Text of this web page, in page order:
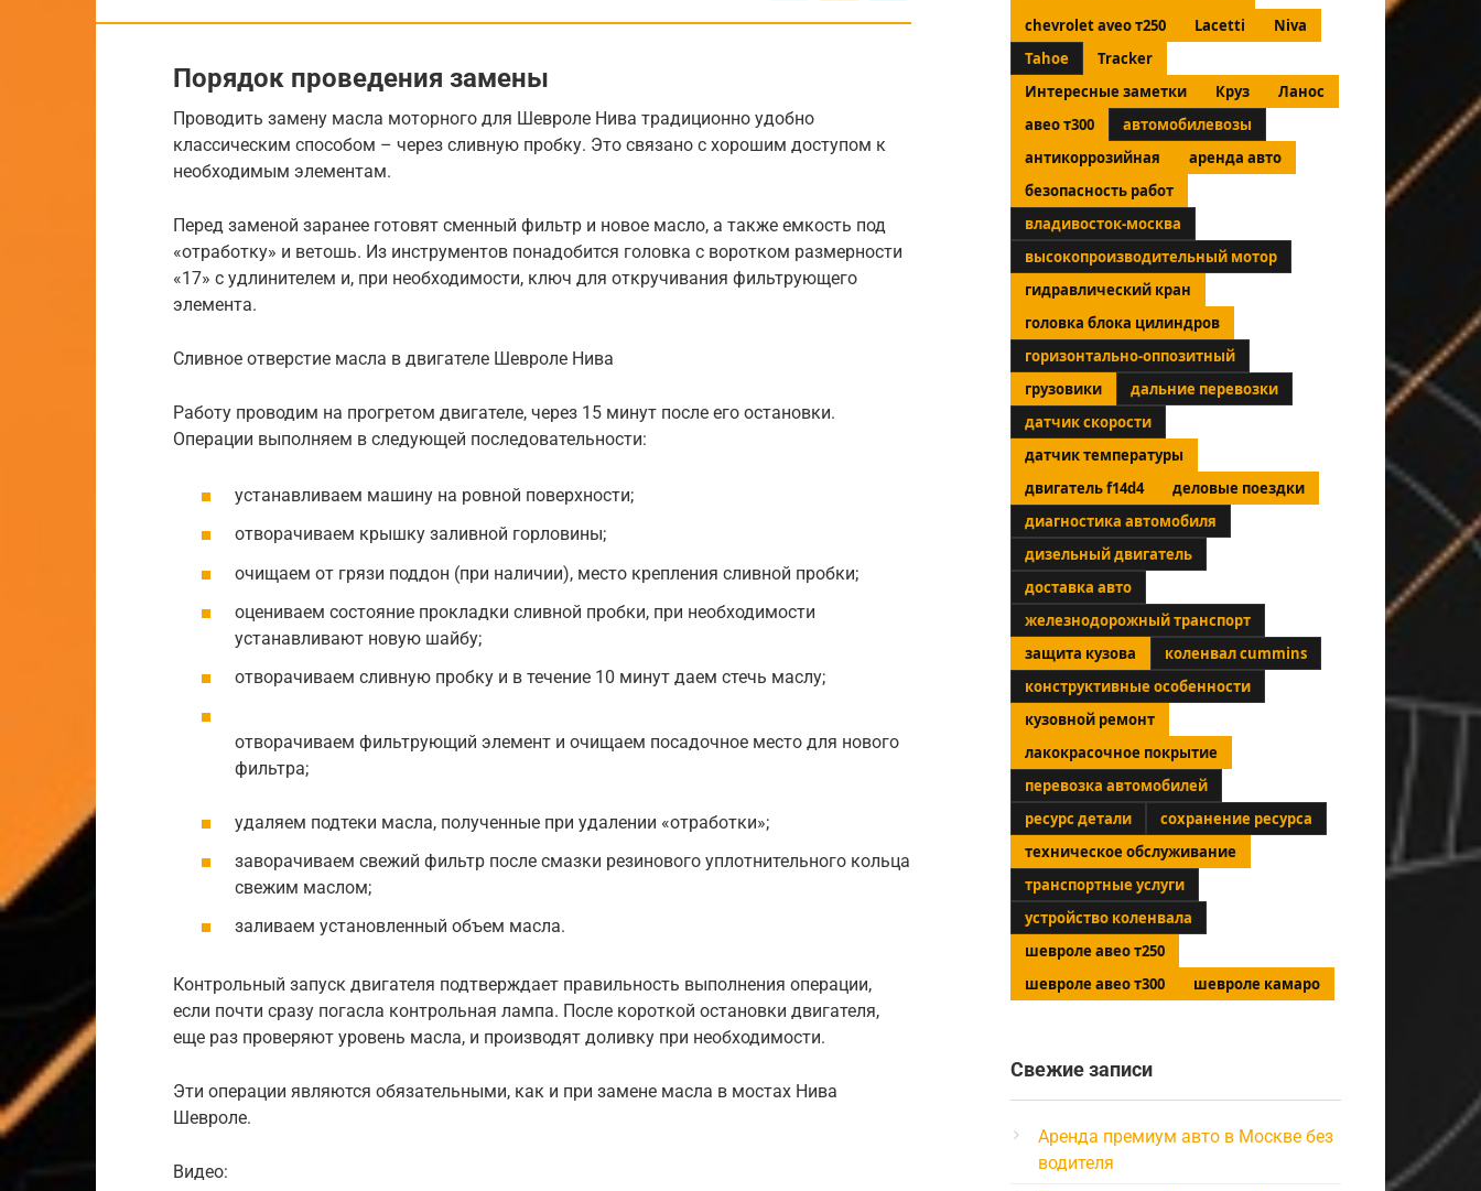
Порядок проведения замены
Проводить замену масла моторного для Шевроле Нива традиционно удобно
классическим способом – через сливную пробку. Это связано с хорошим доступом к
необходимым элементам.
Перед заменой заранее готовят сменный фильтр и новое масло, а также емкость под
«отработку» и ветошь. Из инструментов понадобится головка с воротком размерности
«17» с удлинителем и, при необходимости, ключ для откручивания фильтрующего
элемента.
Сливное отверстие масла в двигателе Шевроле Нива
Работу проводим на прогретом двигателе, через 15 минут после его остановки.
Операции выполняем в следующей последовательности:
устанавливаем машину на ровной поверхности;
отворачиваем крышку заливной горловины;
очищаем от грязи поддон (при наличии), место крепления сливной пробки;
оцениваем состояние прокладки сливной пробки, при необходимости
устанавливают новую шайбу;
отворачиваем сливную пробку и в течение 10 минут даем стечь маслу;
отворачиваем фильтрующий элемент и очищаем посадочное место для нового
фильтра;
удаляем подтеки масла, полученные при удалении «отработки»;
заворачиваем свежий фильтр после смазки резинового уплотнительного кольца
свежим маслом;
заливаем установленный объем масла.
Контрольный запуск двигателя подтверждает правильность выполнения операции,
если почти сразу погасла контрольная лампа. После короткой остановки двигателя,
еще раз проверяют уровень масла, и производят доливку при необходимости.
Эти операции являются обязательными, как и при замене масла в мостах Нива
Шевроле.
Видео:
chevrolet aveo т250
Lacetti
Niva
Tahoe
Tracker
Интересные заметки
Круз
Ланос
авео т300
автомобилевозы
антикоррозийная
аренда авто
безопасность работ
владивосток-москва
высокопроизводительный мотор
гидравлический кран
головка блока цилиндров
горизонтально-оппозитный
грузовики
дальние перевозки
датчик скорости
датчик температуры
двигатель f14d4
деловые поездки
диагностика автомобиля
дизельный двигатель
доставка авто
железнодорожный транспорт
защита кузова
коленвал cummins
конструктивные особенности
кузовной ремонт
лакокрасочное покрытие
перевозка автомобилей
ресурс детали
сохранение ресурса
техническое обслуживание
транспортные услуги
устройство коленвала
шевроле авео т250
шевроле авео т300
шевроле камаро
Свежие записи
Аренда премиум авто в Москве без
водителя